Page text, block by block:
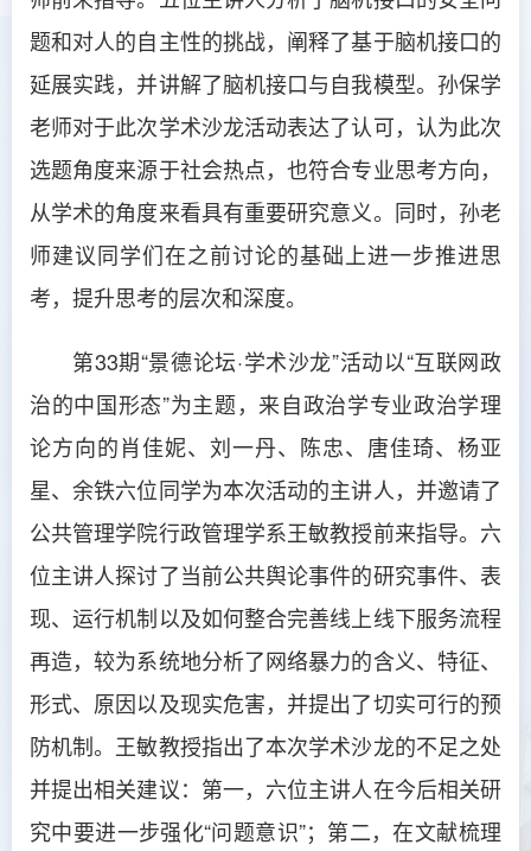
题和对人的自主性的挑战，阐释了基于脑机接口的
延展实践，并讲解了脑机接口与自我模型。孙保学
老师对于此次学术沙龙活动表达了认可，认为此次
选题角度来源于社会热点，也符合专业思考方向，
从学术的角度来看具有重要研究意义。同时，孙老
师建议同学们在之前讨论的基础上进一步推进思
考，提升思考的层次和深度。
第33期“景德论坛·学术沙龙”活动以“互联网政
治的中国形态”为主题，来自政治学专业政治学理
论方向的肖佳妮、刘一丹、陈忠、唐佳琦、杨亚
星、余铁六位同学为本次活动的主讲人，并邀请了
公共管理学院行政管理学系王敏教授前来指导。六
位主讲人探讨了当前公共舆论事件的研究事件、表
现、运行机制以及如何整合完善线上线下服务流程
再造，较为系统地分析了网络暴力的含义、特征、
形式、原因以及现实危害，并提出了切实可行的预
防机制。王敏教授指出了本次学术沙龙的不足之处
并提出相关建议：第一，六位主讲人在今后相关研
究中要进一步强化“问题意识”；第二，在文献梳理